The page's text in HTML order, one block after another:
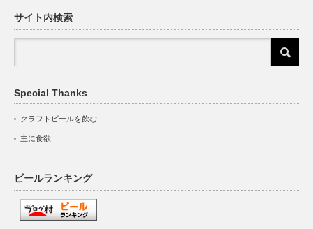
サイト内検索
Special Thanks
クラフトビールを飲む
主に食欲
ビールランキング